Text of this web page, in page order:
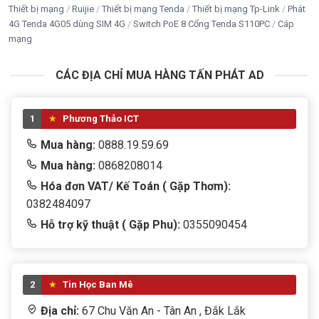
Thiết bị mạng Ruijie Thiết bị mạng Tenda Thiết bị mạng Tp-Link
Phát
4G Tenda 4G05 dùng SIM 4G
Switch PoE 8 Cổng Tenda S110PC
Cáp
mạng
CÁC ĐỊA CHỈ MUA HÀNG TẤN PHÁT AD
1 Phương Thảo ICT
Mua hàng: 0888.19.59.69
Mua hàng: 0868208014
Hóa đơn VAT/ Kế Toán ( Gặp Thơm):
0382484097
Hỗ trợ kỹ thuật ( Gặp Phu): 0355090454
2 Tin Học Ban Mê
Địa chỉ: 67 Chu Văn An - Tân An , Đắk Lắk